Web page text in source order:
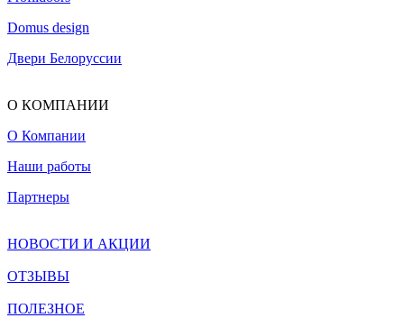
Domus design
Двери Белоруссии
О КОМПАНИИ
О Компании
Наши работы
Партнеры
НОВОСТИ И АКЦИИ
ОТЗЫВЫ
ПОЛЕЗНОЕ